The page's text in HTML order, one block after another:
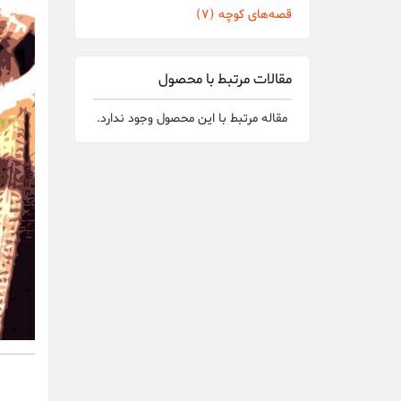
قصه‌های کوچه (7)
مقالات مرتبط با محصول
مقاله مرتبط با این محصول وجود ندارد.